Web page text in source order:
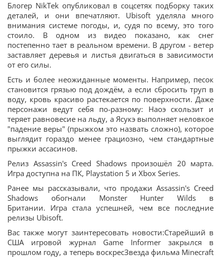
Блогер NikTek опубликовал в соцсетях подборку таких
деталей, и они впечатляют. Ubisoft уделяла много
внимания системе погоды, и, судя по всему, это того
стоило. В одном из видео показано, как снег
постепенно тает в реальном времени. В другом - ветер
заставляет деревья и листья двигаться в зависимости
от его силы.
Есть и более неожиданные моменты. Например, песок
становится грязью под дождём, а если сбросить труп в
воду, кровь красиво растекается по поверхности. Даже
персонажи ведут себя по-разному: Наоэ скользит и
теряет равновесие на льду, а Ясукэ выполняет неловкое
"падение веры" (прыжком это назвать сложно), которое
выглядит гораздо менее грациозно, чем стандартные
прыжки ассасинов.
Релиз Assassin's Creed Shadows произошёл 20 марта.
Игра доступна на ПК, Playstation 5 и Xbox Series.
Ранее мы рассказывали, что продажи Assassin's Creed
Shadows обогнали Monster Hunter Wilds в
Британии. Игра стала успешней, чем все последние
релизы Ubisoft.
Вас также могут заинтересовать новости:Старейший в
США игровой журнал Game Informer закрылся в
прошлом году, а теперь воскресЗвезда фильма Minecraft